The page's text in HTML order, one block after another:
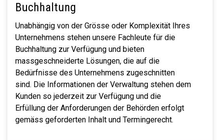
Buchhaltung
Unabhängig von der Grösse oder Komplexität Ihres
Unternehmens stehen unsere Fachleute für die
Buchhaltung zur Verfügung und bieten
massgeschneiderte Lösungen, die auf die
Bedürfnisse des Unternehmens zugeschnitten
sind. Die Informationen der Verwaltung stehen dem
Kunden so jederzeit zur Verfügung und die
Erfüllung der Anforderungen der Behörden erfolgt
gemäss geforderten Inhalt und Termingerecht.